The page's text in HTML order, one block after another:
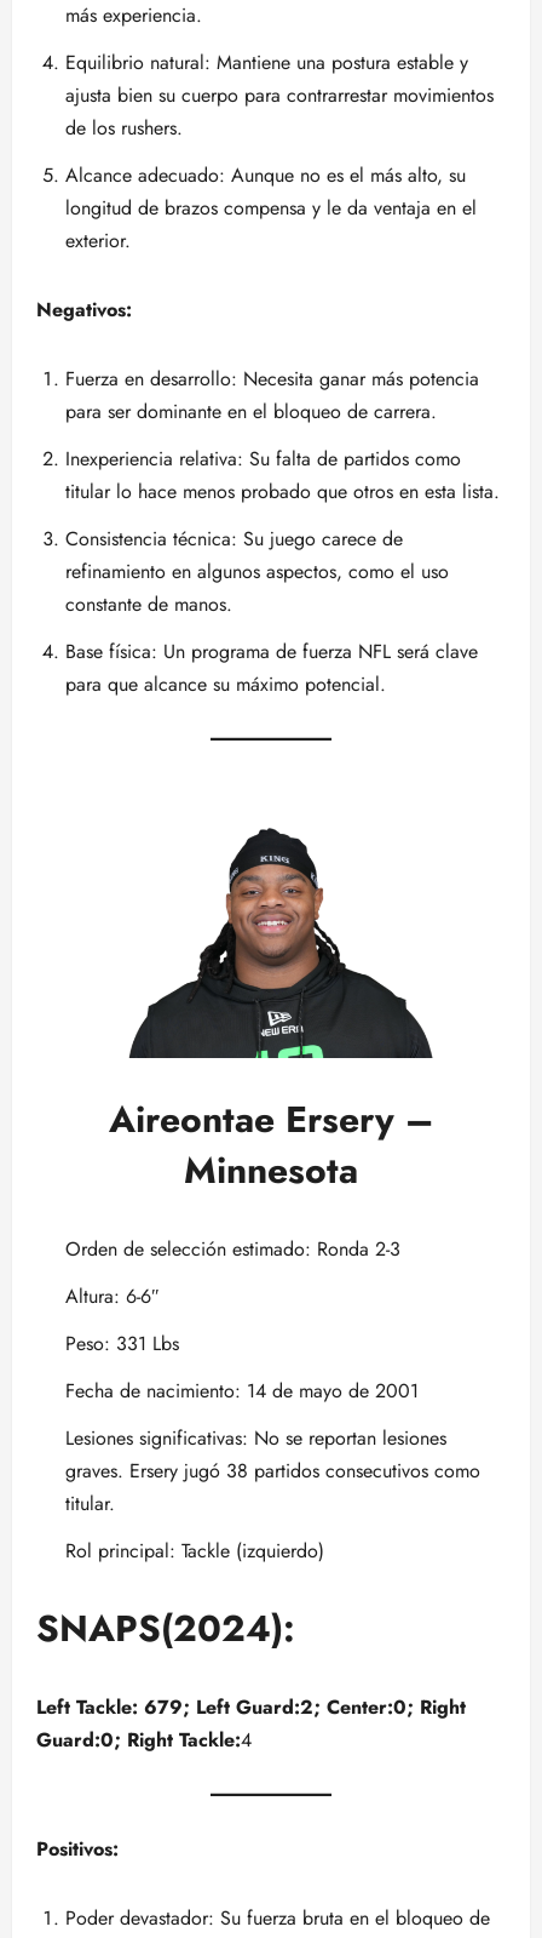
más experiencia.
Equilibrio natural: Mantiene una postura estable y
ajusta bien su cuerpo para contrarrestar movimientos
de los rushers.
Alcance adecuado: Aunque no es el más alto, su
longitud de brazos compensa y le da ventaja en el
exterior.
Negativos:
Fuerza en desarrollo: Necesita ganar más potencia
para ser dominante en el bloqueo de carrera.
Inexperiencia relativa: Su falta de partidos como
titular lo hace menos probado que otros en esta lista.
Consistencia técnica: Su juego carece de
refinamiento en algunos aspectos, como el uso
constante de manos.
Base física: Un programa de fuerza NFL será clave
para que alcance su máximo potencial.
Aireontae Ersery –
Minnesota
Orden de selección estimado: Ronda 2-3
Altura: 6-6″
Peso: 331 Lbs
Fecha de nacimiento: 14 de mayo de 2001
Lesiones significativas: No se reportan lesiones
graves. Ersery jugó 38 partidos consecutivos como
titular.
Rol principal: Tackle (izquierdo)
SNAPS(2024):
Left Tackle: 679; Left Guard:2; Center:0; Right
Guard:0; Right Tackle:4
Positivos:
Poder devastador: Su fuerza bruta en el bloqueo de